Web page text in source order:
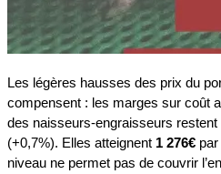
Les légères hausses des prix du
compensent : les marges sur coût
des naisseurs-engraisseurs
(+0,7%). Elles atteignent 1 276€
niveau ne permet pas de couvrir